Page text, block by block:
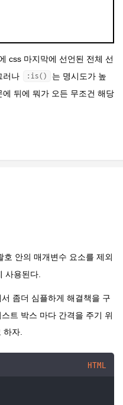
css 마지막에 선언된 전체 선
러나
:is()
는 명시도가 높
뒤에 뭐가 오든 무조건 해당
호 안의 매개변수 요소를 제외
사용된다.
좀더 심플하게 해결책을 구
트 박스 마다 간격을 주기 위
하자.
HTML